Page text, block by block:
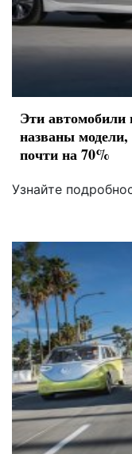
Эти
названы
почти на 70%
Узнайте